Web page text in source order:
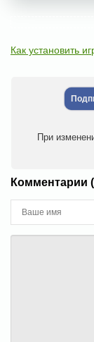
Как установить
При
Комментарии